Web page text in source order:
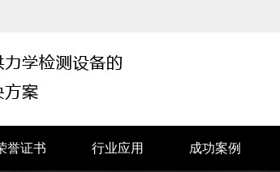
誉证书 行业应用 成功案例